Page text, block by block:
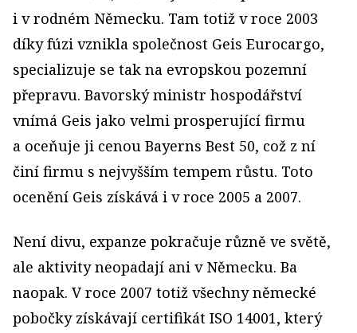
i v rodném Německu. Tam totiž v roce 2003
díky fúzi vznikla společnost Geis Eurocargo,
specializuje se tak na evropskou pozemní
přepravu. Bavorský ministr hospodářství
vnímá Geis jako velmi prosperující firmu
a oceňuje ji cenou Bayerns Best 50, což z ní
činí firmu s nejvyšším tempem růstu. Toto
ocenění Geis získává i v roce 2005 a 2007.
Není divu, expanze pokračuje různě ve světě,
ale aktivity neopadají ani v Německu. Ba
naopak. V roce 2007 totiž všechny německé
pobočky získávají certifikát ISO 14001, který